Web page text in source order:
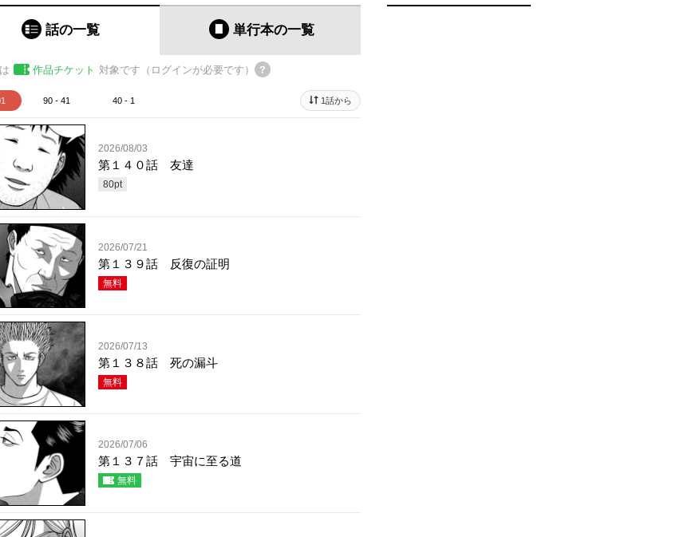
話の一覧 単行本の一覧
作品チケット 対象です（ログインが必要です）
90 - 41 40 - 1 1話から
2026/08/03
第１４０話 友達
80pt
2026/07/21
第１３９話 反復の証明
無料
2026/07/13
第１３８話 死の漏斗
無料
2026/07/06
第１３７話 宇宙に至る道
無料